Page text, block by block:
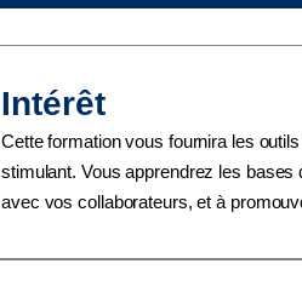
Intérêt
Cette formation vous fournira les
stimulant. Vous apprendrez les
avec vos collaborateurs, et à